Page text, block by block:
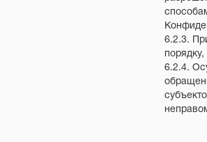
6.2.3.
6.2.4.